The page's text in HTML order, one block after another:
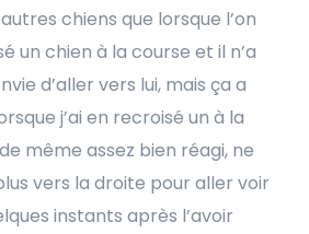
chiens que lorsque l’on
un chien à la course et il n’a
d’aller vers lui, mais ça a
j’ai en recroisé un à la
même assez bien réagi, ne
vers la droite pour aller voir
instants après l’avoir